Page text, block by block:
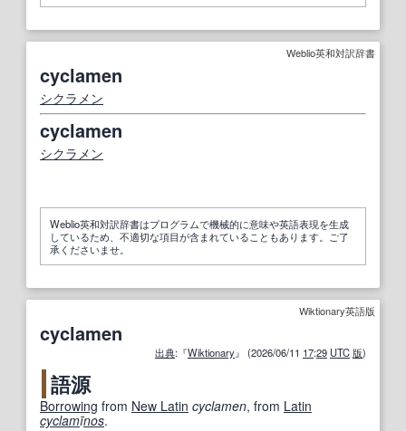
Weblio英和対訳辞書
cyclamen
シクラメン
cyclamen
シクラメン
Weblio英和対訳辞書はプログラムで機械的に意味や英語表現を生成
しているため、不適切な項目が含まれていることもあります。ご了
承くださいませ。
Wiktionary英語版
cyclamen
出典:『Wiktionary』 (2026/06/11 17:29 UTC 版)
語源
Borrowing from New Latin cyclamen, from Latin
cyclamīnos.